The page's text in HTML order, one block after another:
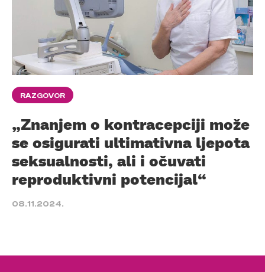
RAZGOVOR
„Znanjem o kontracepciji može
se osigurati ultimativna ljepota
seksualnosti, ali i očuvati
reproduktivni potencijal“
08.11.2024.